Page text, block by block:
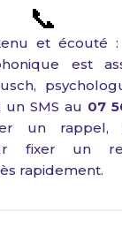
📞
et écouté
est
SMS au 07
un rappel,
fixer un
rapidement.